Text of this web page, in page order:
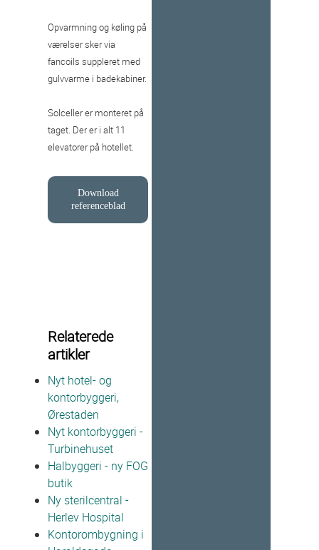
Opvarmning og køling på
værelser sker via
fancoils suppleret med
gulvvarme i badekabiner.
Solceller er monteret på
taget. Der er i alt 11
elevatorer på hotellet.
Download
referenceblad
Relaterede
artikler
Nyt hotel- og
kontorbyggeri,
Ørestaden
Nyt kontorbyggeri -
Turbinehuset
Halbyggeri - ny FOG
butik
Ny sterilcentral -
Herlev Hospital
Kontorombygning i